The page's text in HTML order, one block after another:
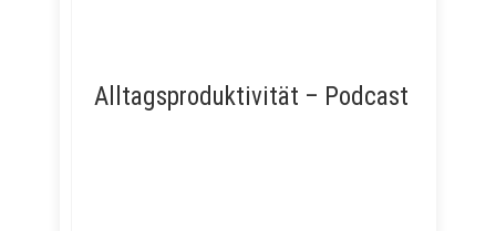
Alltagsproduktivität – Podcast